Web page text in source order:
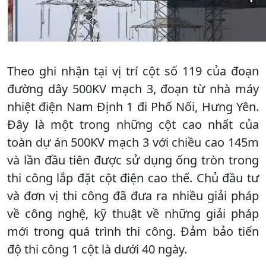
Theo ghi nhận tại vị trí cột số 119 của đoạn
đường dây 500KV mạch 3, đoạn từ nhà máy
nhiệt điện Nam Định 1 đi Phố Nối, Hưng Yên.
Đây là một trong những cột cao nhất của
toàn dự án 500KV mạch 3 với chiều cao 145m
và lần đầu tiên được sử dụng ống tròn trong
thi công lắp đặt cột điện cao thế. Chủ đầu tư
và đơn vị thi công đã đưa ra nhiều giải pháp
về công nghệ, kỹ thuật về những giải pháp
mới trong quá trình thi công. Đảm bảo tiến
độ thi công 1 cột là dưới 40 ngày.